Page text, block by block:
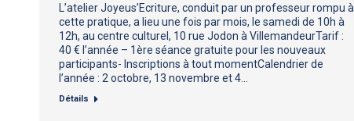
L’atelier Joyeus’Ecriture, conduit par un professeur rompu à
cette pratique, a lieu une fois par mois, le samedi de 10h à
12h, au centre culturel, 10 rue Jodon à VillemandeurTarif :
40 € l’année – 1ère séance gratuite pour les nouveaux
participants- Inscriptions à tout momentCalendrier de
l’année : 2 octobre, 13 novembre et 4…
Détails